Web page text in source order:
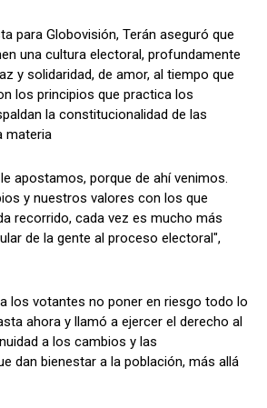
para Globovisión, Terán aseguró que
una cultura electoral, profundamente
y solidaridad, de amor, al tiempo que
los principios que practica los
la constitucionalidad de las
materia
apostamos, porque de ahí venimos.
y nuestros valores con los que
recorrido, cada vez es mucho más
de la gente al proceso electoral",
los votantes no poner en riesgo todo lo
ahora y llamó a ejercer el derecho al
a los cambios y las
dan bienestar a la población, más allá